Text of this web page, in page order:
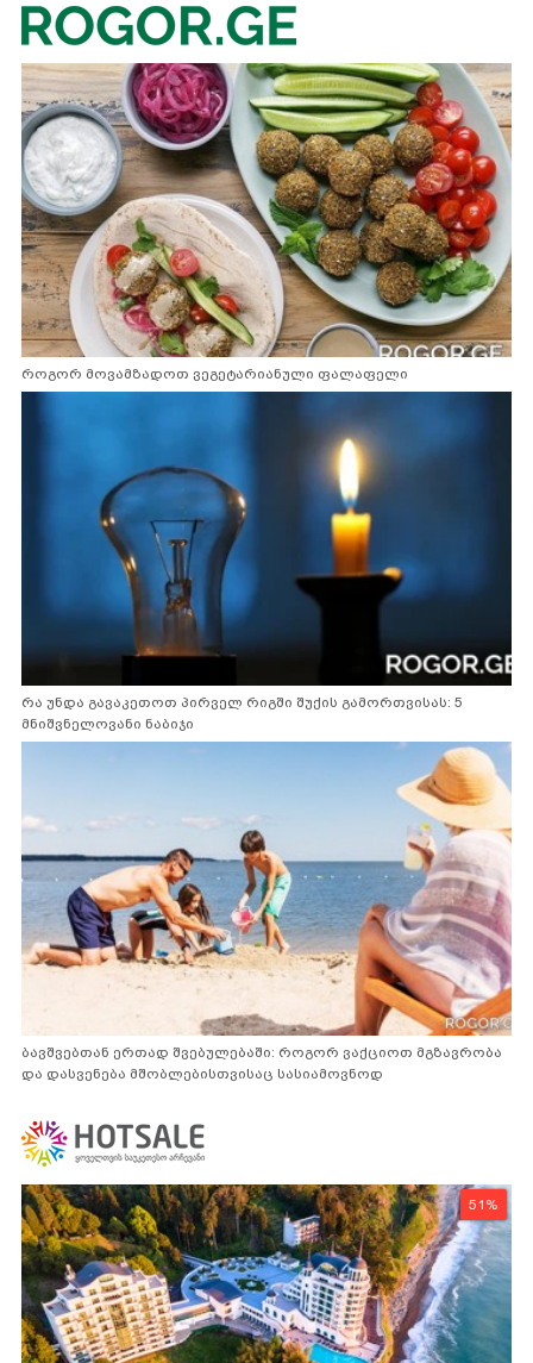
როგორ მოვამზადოთ ვეგეტარიანული ფალაფელი
რა უნდა გავაკეთოთ პირველ რიგში შუქის გამორთვისას: 5
მნიშვნელოვანი ნაბიჯი
ბავშვებთან ერთად შვებულებაში: როგორ ვაქციოთ მგზავრობა
და დასვენება მშობლებისთვისაც სასიამოვნოდ
51%